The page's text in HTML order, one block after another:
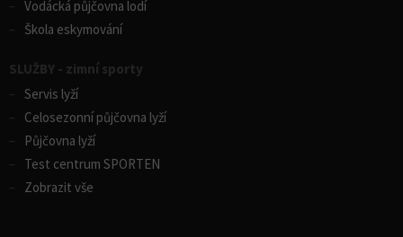
Vodácká půjčovna lodí
Škola eskymování
SLUŽBY - zimní sporty
Servis lyží
Celosezonní půjčovna lyží
Půjčovna lyží
Test centrum SPORTEN
Zobrazit vše